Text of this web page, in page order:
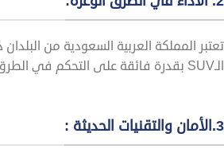
تعتبر المملكة العربية السعودية من
الـSUV بقدرة فائقة على التحكم في الطرق الوعرة والصعوبات الميدانية، مما يجعلها الخيار الأمثل للتنقل في جميع الظروف.
3.الأمان والتقنيات الحديثة :